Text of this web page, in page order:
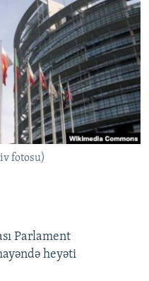
fotosu)
Parlament
heyəti